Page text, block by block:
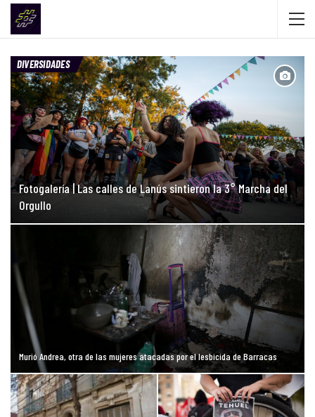
DIVERSIDADES
Fotogalería | Las calles de Lanús sintieron la 3° Marcha del
Orgullo
Murió Andrea, otra de las mujeres atacadas por el lesbicida de Barracas